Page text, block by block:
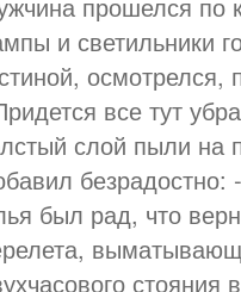
и светильники
осмотрелся,
все тут
слой пыли на
безрадостно:
был рад, что